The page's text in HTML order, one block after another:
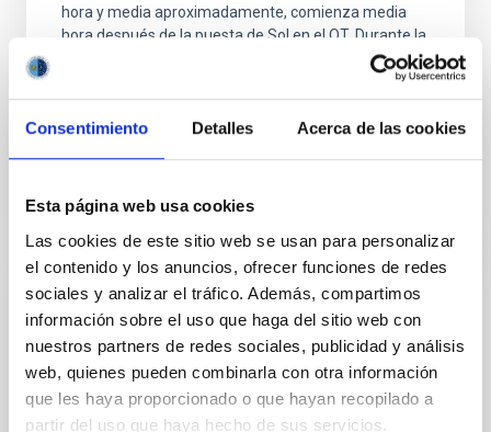
Consentimiento Detalles Acerca de las cookies
Esta página web usa cookies
Las cookies de este sitio web se usan para personalizar
el contenido y los anuncios, ofrecer funciones de redes
sociales y analizar el tráfico. Además, compartimos
información sobre el uso que haga del sitio web con
nuestros partners de redes sociales, publicidad y análisis
web, quienes pueden combinarla con otra información
que les haya proporcionado o que hayan recopilado a
partir del uso que haya hecho de sus servicios.
hora y media aproximadamente, comienza media
hora después de la puesta de Sol en el OT. Durante la
retransmisión, un astrónomo muestra en qué
Alfredo Rafael Rosenberg González
Nuevo sistema de control para los
Telescopios Nocturnos
Los telescopios Carlos Sánchez (TCS) e IAC80,
conocidos como TTNN y situados en el Observatorio
del Teide, son telescopios operados manualmente